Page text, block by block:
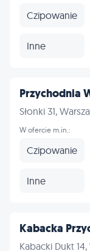
Czipowanie
Inne
Przychodnia
Słonki 31,
W ofercie m.in.:
Czipowanie
Inne
Kabacka
Kabacki Dukt